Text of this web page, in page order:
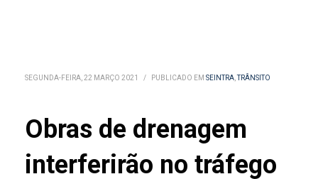
SEGUNDA-FEIRA, 22 MARÇO 2021 / PUBLICADO EM SEINTRA,TRÂNSITO
Obras de drenagem
interferirão no tráfego